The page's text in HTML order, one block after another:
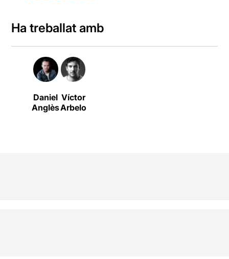
Ha treballat amb
Daniel
Anglès
Víctor
Arbelo